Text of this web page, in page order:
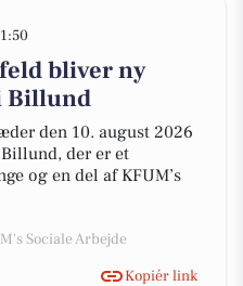
bliver ny
Billund
den 10. august 2026
der er et
og en del af KFUM’s
Sociale Arbejde
Kopiér link